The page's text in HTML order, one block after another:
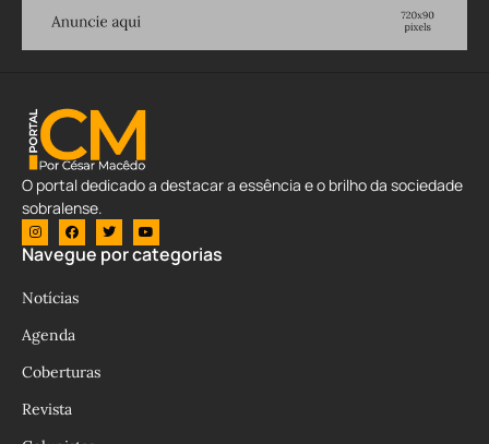
O portal dedicado a destacar a essência e o brilho da sociedade
sobralense.
Navegue por categorias
Notícias
Agenda
Coberturas
Revista